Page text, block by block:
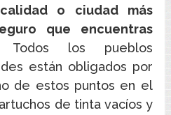
o ciudad más
que encuentras
los pueblos
están obligados por
de estos puntos en el
de tinta vacíos y